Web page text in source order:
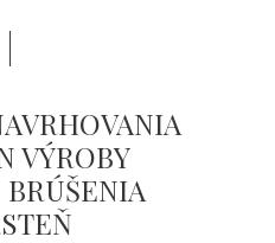
VÝROBY